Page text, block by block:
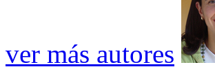
ver más autores